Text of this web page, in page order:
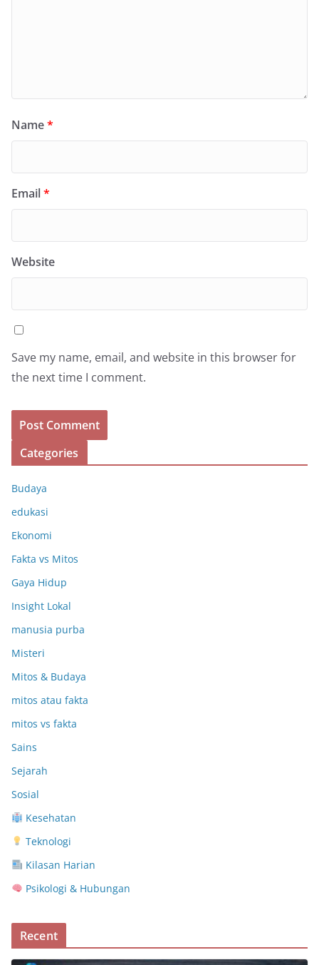
Name*
Email*
Website
Save my name, email, and website in this browser for
the next time I comment.
Categories
Budaya
edukasi
Ekonomi
Fakta vs Mitos
Gaya Hidup
Insight Lokal
manusia purba
Misteri
Mitos & Budaya
mitos atau fakta
mitos vs fakta
Sains
Sejarah
Sosial
Kesehatan
Teknologi
Kilasan Harian
Psikologi & Hubungan
Recent